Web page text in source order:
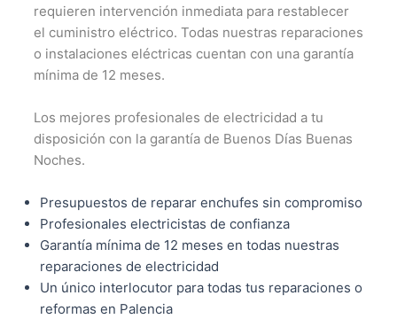
requieren intervención inmediata para restablecer
el cuministro eléctrico. Todas nuestras reparaciones
o instalaciones eléctricas cuentan con una garantía
mínima de 12 meses.
Los mejores profesionales de electricidad a tu
disposición con la garantía de Buenos Días Buenas
Noches.
Presupuestos de reparar enchufes sin compromiso
Profesionales electricistas de confianza
Garantía mínima de 12 meses en todas nuestras
reparaciones de electricidad
Un único interlocutor para todas tus reparaciones o
reformas en Palencia